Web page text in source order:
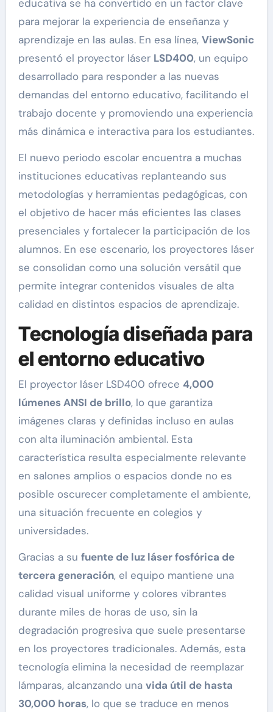
educativa se ha convertido en un factor clave
para mejorar la experiencia de enseñanza y
aprendizaje en las aulas. En esa línea, ViewSonic
presentó el proyector láser LSD400, un equipo
desarrollado para responder a las nuevas
demandas del entorno educativo, facilitando el
trabajo docente y promoviendo una experiencia
más dinámica e interactiva para los estudiantes.
El nuevo periodo escolar encuentra a muchas
instituciones educativas replanteando sus
metodologías y herramientas pedagógicas, con
el objetivo de hacer más eficientes las clases
presenciales y fortalecer la participación de los
alumnos. En ese escenario, los proyectores láser
se consolidan como una solución versátil que
permite integrar contenidos visuales de alta
calidad en distintos espacios de aprendizaje.
Tecnología diseñada para
el entorno educativo
El proyector láser LSD400 ofrece 4,000
lúmenes ANSI de brillo, lo que garantiza
imágenes claras y definidas incluso en aulas
con alta iluminación ambiental. Esta
característica resulta especialmente relevante
en salones amplios o espacios donde no es
posible oscurecer completamente el ambiente,
una situación frecuente en colegios y
universidades.
Gracias a su fuente de luz láser fosfórica de
tercera generación, el equipo mantiene una
calidad visual uniforme y colores vibrantes
durante miles de horas de uso, sin la
degradación progresiva que suele presentarse
en los proyectores tradicionales. Además, esta
tecnología elimina la necesidad de reemplazar
lámparas, alcanzando una vida útil de hasta
30,000 horas, lo que se traduce en menos